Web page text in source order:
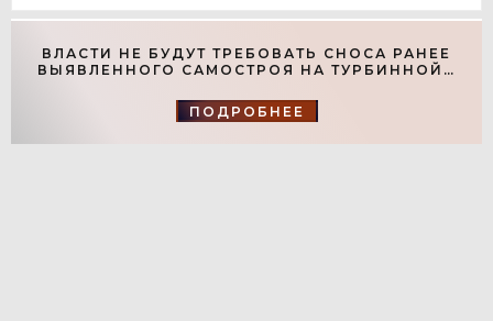
ВЛАСТИ НЕ БУДУТ ТРЕБОВАТЬ СНОСА РАНЕЕ
ВЫЯВЛЕННОГО САМОСТРОЯ НА ТУРБИННОЙ -
ПОДРОБНЕЕ